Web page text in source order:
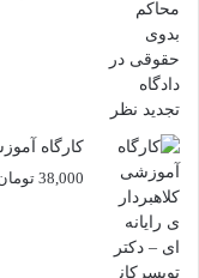
کارگاه
38,000